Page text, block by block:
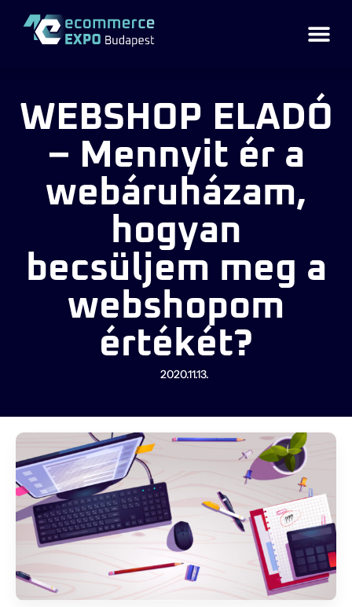
WEBSHOP ELADÓ
– Mennyit ér a
webáruházam,
hogyan
becsüljem meg a
webshopom
értékét?
2020.11.13.